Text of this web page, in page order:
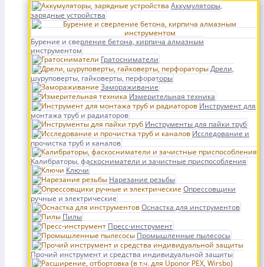
Аккумуляторы,
зарядные устройства
Бурение и сверление бетона, кирпича алмазным
инструментом
Гратосниматели
Дрели,
шуруповерты, гайковерты, перфораторы
Замораживание
Измерительная техника
Инструмент для
монтажа труб и радиаторов
Инструменты для пайки труб
Исследование и
прочистка труб и каналов
Калибраторы, фаскосниматели и зачистные приспособления
Ключи
Нарезание резьбы
Опрессовщики
ручные и электрические
Оснастка для инструментов
Пилы
Пресс-инструмент
Промышленные пылесосы
Прочий инструмент и средства индивидуальной защиты